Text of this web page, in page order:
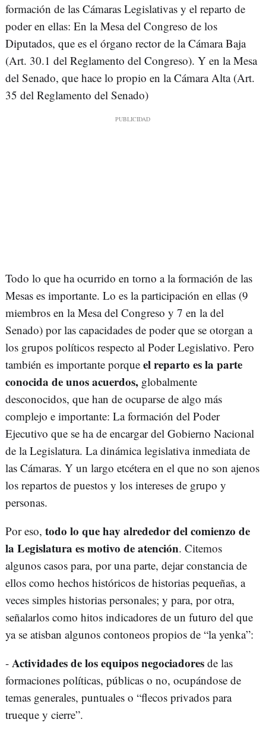
formación de las Cámaras Legislativas y el reparto de
poder en ellas: En la Mesa del Congreso de los
Diputados, que es el órgano rector de la Cámara Baja
(Art. 30.1 del Reglamento del Congreso). Y en la Mesa
del Senado, que hace lo propio en la Cámara Alta (Art.
35 del Reglamento del Senado)
Todo lo que ha ocurrido en torno a la formación de las
Mesas es importante. Lo es la participación en ellas (9
miembros en la Mesa del Congreso y 7 en la del
Senado) por las capacidades de poder que se otorgan a
los grupos políticos respecto al Poder Legislativo. Pero
también es importante porque el reparto es la parte
conocida de unos acuerdos, globalmente
desconocidos, que han de ocuparse de algo más
complejo e importante: La formación del Poder
Ejecutivo que se ha de encargar del Gobierno Nacional
de la Legislatura. La dinámica legislativa inmediata de
las Cámaras. Y un largo etcétera en el que no son ajenos
los repartos de puestos y los intereses de grupo y
personas.
Por eso, todo lo que hay alrededor del comienzo de
la Legislatura es motivo de atención. Citemos
algunos casos para, por una parte, dejar constancia de
ellos como hechos históricos de historias pequeñas, a
veces simples historias personales; y para, por otra,
señalarlos como hitos indicadores de un futuro del que
ya se atisban algunos contoneos propios de “la yenka”:
- Actividades de los equipos negociadores de las
formaciones políticas, públicas o no, ocupándose de
temas generales, puntuales o “flecos privados para
trueque y cierre”.